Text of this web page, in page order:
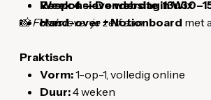
Week 4 — Donderdag
over
Responsieve website in Wix
Hand-over + Notionboard met
📸Foto’s lever je zelf aan.
Praktisch
Vorm:1-op-1, volledig online
Duur:4 weken